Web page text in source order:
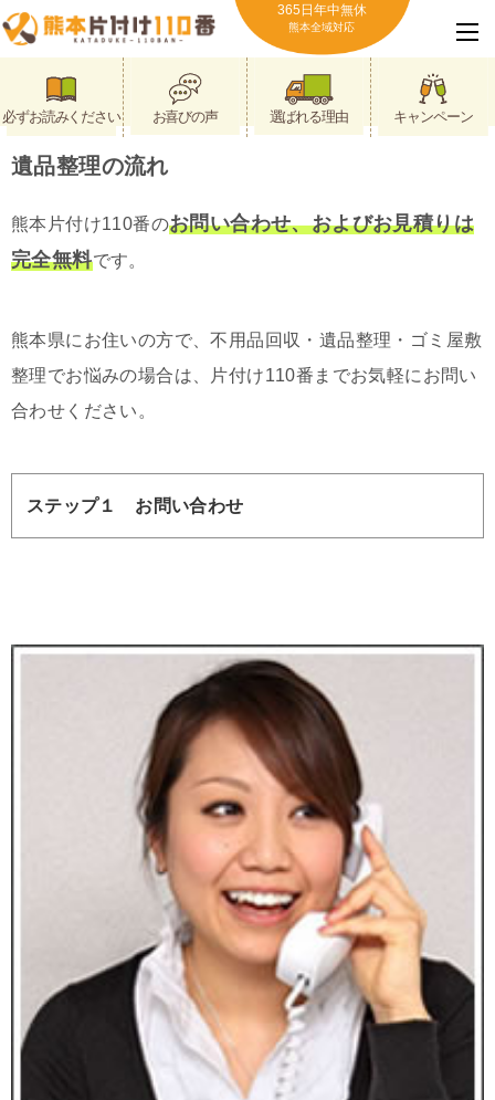
365日年中無休
熊本全域対応
必ずお読みください お喜びの声 選ばれる理由 キャンペーン
遺品整理の流れ
熊本片付け110番のお問い合わせ、およびお見積りは
完全無料です。
熊本県にお住いの方で、不用品回収・遺品整理・ゴミ屋敷
整理でお悩みの場合は、片付け110番までお気軽にお問い
合わせください。
ステップ１ お問い合わせ